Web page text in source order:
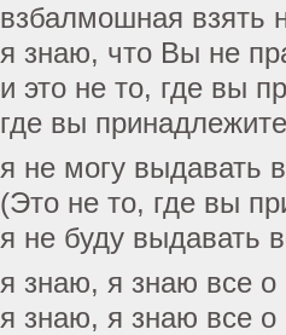
взбалмошная взять
я знаю, что Вы не
и это не то, где вы
где вы принадлежите
я не могу выдавать
(Это не то, где вы
я не буду выдавать
я знаю, я знаю все о
я знаю, я знаю все о